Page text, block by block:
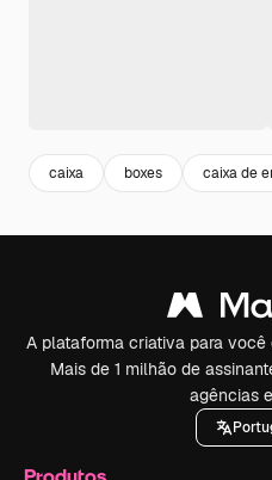
caixa boxes caixa de
A plataforma criativa para
Mais de 1 milhão de
agências